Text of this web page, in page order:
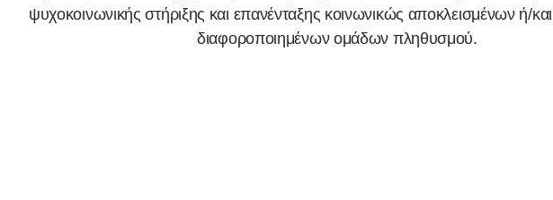
ψυχοκοινωνικής στήριξης και επανένταξης κοινωνικώς αποκλεισμένων ή/και
διαφοροποιημένων ομάδων πληθυσμού.